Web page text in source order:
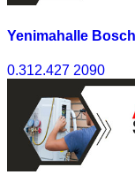
Yenimahalle
0.312.427 2090